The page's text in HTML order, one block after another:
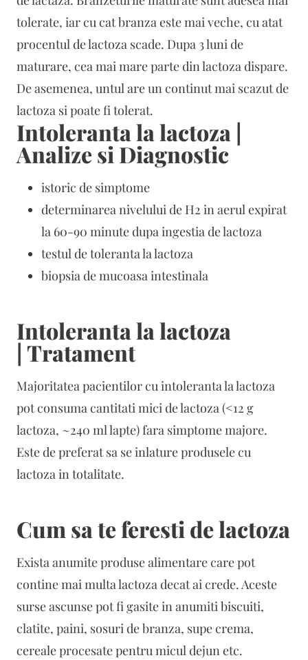
tolerate, iar cu cat branza este mai veche, cu atat
procentul de lactoza scade. Dupa 3 luni de
maturare, cea mai mare parte din lactoza dispare.
De asemenea, untul are un continut mai scazut de
lactoza si poate fi tolerat.
Intoleranta la lactoza |
Analize si Diagnostic
istoric de simptome
determinarea nivelului de H2 in aerul expirat
la 60-90 minute dupa ingestia de lactoza
testul de toleranta la lactoza
biopsia de mucoasa intestinala
Intoleranta la lactoza
| Tratament
Majoritatea pacientilor cu intoleranta la lactoza
pot consuma cantitati mici de lactoza (<12 g
lactoza, ~240 ml lapte) fara simptome majore.
Este de preferat sa se inlature produsele cu
lactoza in totalitate.
Cum sa te feresti de lactoza
Exista anumite produse alimentare care pot
contine mai multa lactoza decat ai crede. Aceste
surse ascunse pot fi gasite in anumiti biscuiti,
clatite, paini, sosuri de branza, supe crema,
cereale procesate pentru micul dejun etc.